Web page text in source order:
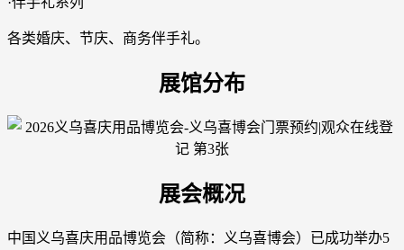
各类婚庆、节庆、商务伴手礼。
展馆分布
展会概况
中国义乌喜庆用品博览会（简称：义乌喜博会）已成功举办5